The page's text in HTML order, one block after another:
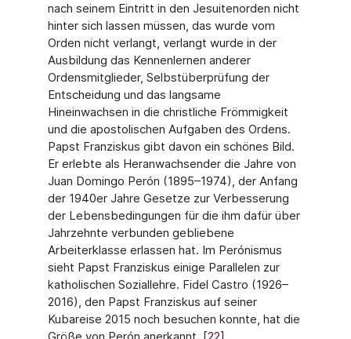
nach seinem Eintritt in den Jesuitenorden nicht
hinter sich lassen müssen, das wurde vom
Orden nicht verlangt, verlangt wurde in der
Ausbildung das Kennenlernen anderer
Ordensmitglieder, Selbstüberprüfung der
Entscheidung und das langsame
Hineinwachsen in die christliche Frömmigkeit
und die apostolischen Aufga­ben des Ordens.
Papst Franziskus gibt davon ein schönes Bild.
Er erlebte als Heran­wachsender die Jahre von
Juan Domingo Perón (1895–1974), der Anfang
der 1940er Jahre Gesetze zur Verbesserung
der Lebensbedingungen für die ihm dafür über
Jahr­zehnte verbunden gebliebene
Arbeiterklasse erlassen hat. Im Perónismus
sieht Papst Franziskus einige Parallelen zur
katholischen Soziallehre. Fidel Castro (1926–
2016), den Papst Franziskus auf seiner
Kubareise 2015 noch besuchen konnte, hat die